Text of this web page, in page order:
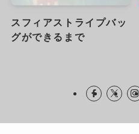
スフィアストライプバッ
グができるまで